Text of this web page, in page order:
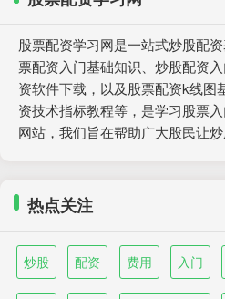
股票配资学习网是一站式炒股配
票配资入门基础知识、炒股配资
资软件下载，以及股票配资k线图
资技术指标教程等，是学习股票
网站，我们旨在帮助广大股民让炒
热点关注
炒股 配资 费用 入门